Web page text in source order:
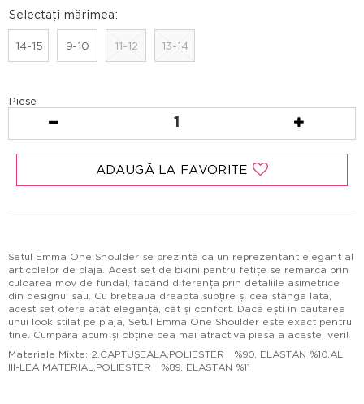
Selectați mărimea:
14-15 9-10 11-12 13-14
Piese
1
ADAUGĂ LA FAVORITE
Setul Emma One Shoulder se prezintă ca un reprezentant elegant al
articolelor de plajă. Acest set de bikini pentru fetițe se remarcă prin
culoarea mov de fundal, făcând diferența prin detaliile asimetrice
din designul său. Cu breteaua dreaptă subțire și cea stângă lată,
acest set oferă atât eleganță, cât și confort. Dacă ești în căutarea
unui look stilat pe plajă, Setul Emma One Shoulder este exact pentru
tine. Cumpără acum și obține cea mai atractivă piesă a acestei veri!
Materiale Mixte: 2.CĂPTUŞEALĂ,POLIESTER %90, ELASTAN %10,AL
III-LEA MATERIAL,POLIESTER %89, ELASTAN %11